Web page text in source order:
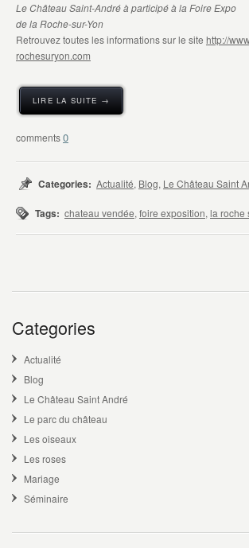
Le Château Saint-André à participé à la Foire Expo
de la Roche-sur-Yon
Retrouvez toutes les informations sur le site http://
rochesuryon.com
LIRE LA SUITE →
0
Categories: Actualité, Blog, Le Château Saint
Tags: chateau vendée,foire exposition,la roche
Categories
Actualité
Blog
Le Château Saint André
Le parc du château
Les oiseaux
Les roses
Mariage
Séminaire